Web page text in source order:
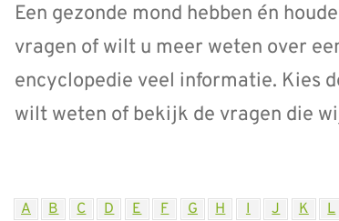
Een gezonde mond hebben én
vragen of wilt u meer weten over
encyclopedie veel informatie. Kies
wilt weten of bekijk de vragen die
A
B C D E F G H I J K L